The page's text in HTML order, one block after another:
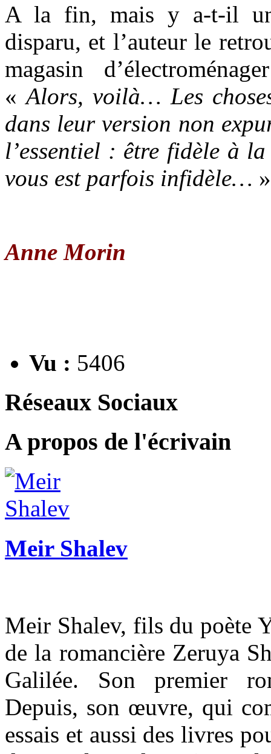
A la fin, mais y a-t-il
disparu, et l’auteur le
magasin
«Alors, voilà… Les
dans leur version non
l’essentiel : être fidèle à
vous est parfois infidèle… »
Anne Morin
Vu : 5406
Réseaux Sociaux
A propos de l'écrivain
Meir Shalev
Meir Shalev, fils du poète
de la romancière Zeruya
Galilée. Son premier
Depuis, son œuvre, qui
essais et aussi des livres